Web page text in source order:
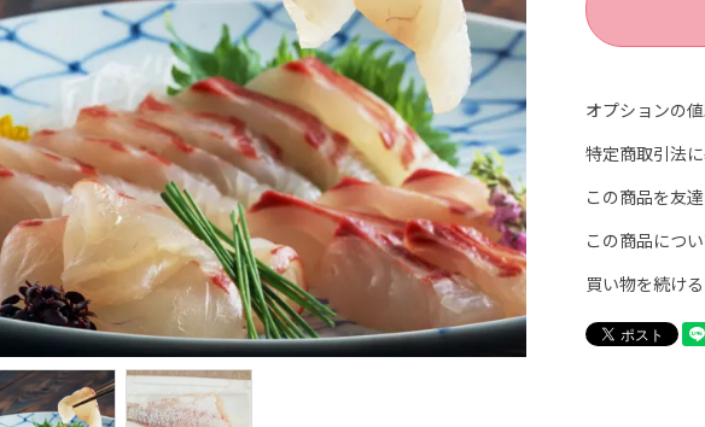
オプションの
特定商取引法
この商品を友
この商品につ
買い物を続ける